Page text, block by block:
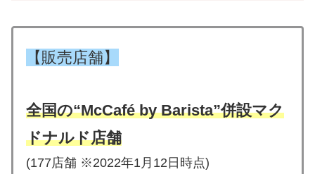
【販売店舗】
全国の“McCafé by Barista”併設マク
ドナルド店舗
(177店舗 ※2022年1月12日時点)